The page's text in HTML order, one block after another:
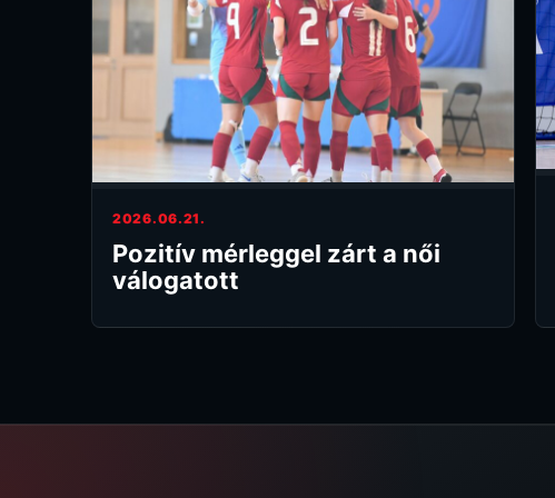
2026.06.21.
Pozitív mérleggel zárt a női
válogatott